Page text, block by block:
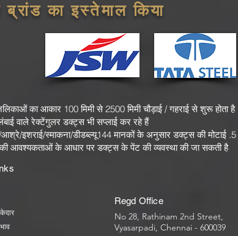
ब्रांड का इस्तेमाल किया
का आकार 100 मिमी से 2500 मिमी चौड़ाई / गहराई से शुरू होता है
वाले रेक्टेंगुलर डक्ट्स भी सप्लाई कर रहे हैं
इशराई/स्माकना/डीडब्ल्यू144 मानकों के अनुसार डक्ट्स की मोटाई .5
की आवश्यकताओं के आधार पर डक्ट्स के पेंट की व्यवस्था की जा सकती है
Regd Office
No 28, Rathinam 2nd Street,
Vyasarpadi, Chennai - 600039